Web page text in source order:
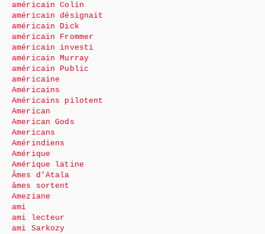
américain Colin
américain désignait
américain Dick
américain Frommer
américain investi
américain Murray
américain Public
américaine
Américains
Américains pilotent
American
American Gods
Americans
Amérindiens
Amérique
Amérique latine
Âmes d’Atala
âmes sortent
Ameziane
ami
ami lecteur
ami Sarkozy